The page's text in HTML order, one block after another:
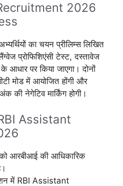
2026
का चयन प्रीलिम्स लिखित
लैंग्वेज प्रोफिशिएंसी टेस्ट, दस्तावेज
आधार पर किया जाएगा। दोनों
मोड में आयोजित होंगी और
की नेगेटिव मार्किंग होगी।
Assistant
आरबीआई की आधिकारिक
में RBI Assistant